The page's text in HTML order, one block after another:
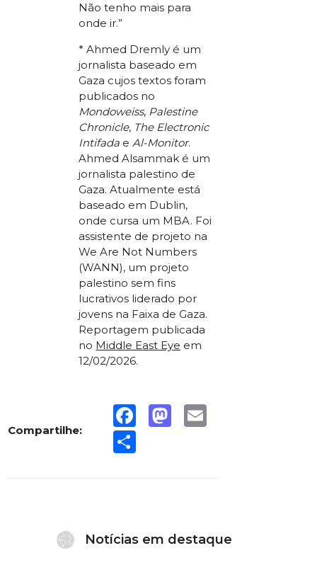
Não tenho mais para
onde ir.”
* Ahmed Dremly é um
jornalista baseado em
Gaza cujos textos foram
publicados no
Mondoweiss, Palestine
Chronicle, The Electronic
Intifada eAl-Monitor.
Ahmed Alsammak é um
jornalista palestino de
Gaza. Atualmente está
baseado em Dublin,
onde cursa um MBA. Foi
assistente de projeto na
We Are Not Numbers
(WANN), um projeto
palestino sem fins
lucrativos liderado por
jovens na Faixa de Gaza.
Reportagem publicada
no Middle East Eye em
12/02/2026.
Compartilhe:
Facebook
Mastodon
Notícias em destaque